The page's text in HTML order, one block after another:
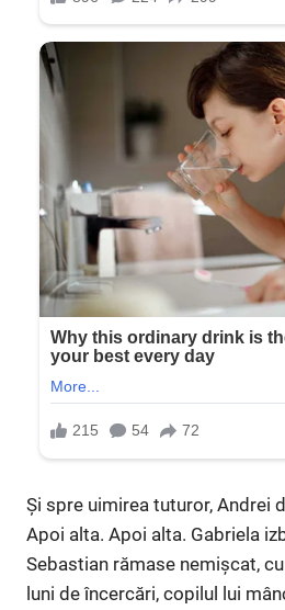
Și spre uimirea tuturor, Andrei
Apoi alta. Apoi alta. Gabriela
Sebastian rămase nemișcat,
luni de încercări, copilul lui